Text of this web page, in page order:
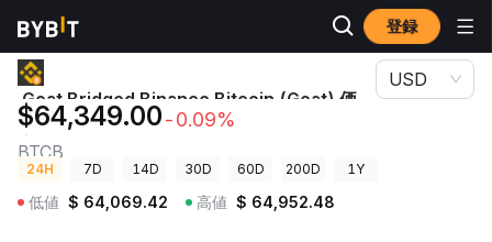
登録
暗号資産価格 Goat Bridged Binance Bitcoin (Goat) 価格 BTCB
Goat Bridged Binance Bitcoin (Goat) 価
格
BTCB
$64,349.00-0.09%
USD
24H 7D 14D 30D 60D 200D 1Y
低値 $ 64,069.42 高値 $ 64,952.48